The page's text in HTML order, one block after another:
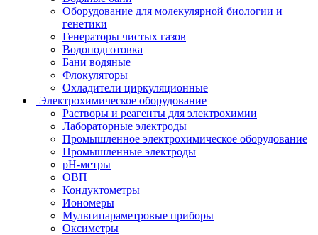
Оборудование для молекулярной биологии и
генетики
Генераторы чистых газов
Водоподготовка
Бани водяные
Флокуляторы
Охладители циркуляционные
Электрохимическое оборудование
Растворы и реагенты для электрохимии
Лабораторные электроды
Промышленное электрохимическое оборудование
Промышленные электроды
pH-метры
ОВП
Кондуктометры
Иономеры
Мультипараметровые приборы
Оксиметры